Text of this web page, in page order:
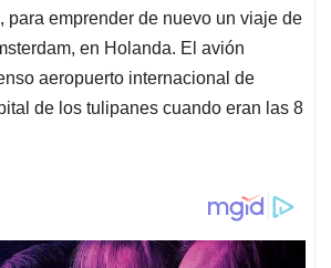
para emprender de nuevo un viaje de
en Holanda. El avión
aeropuerto internacional de
de los tulipanes cuando eran las 8